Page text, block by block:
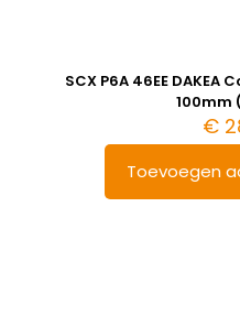
SCX P6A 46EE
100mm
€
Toevoegen